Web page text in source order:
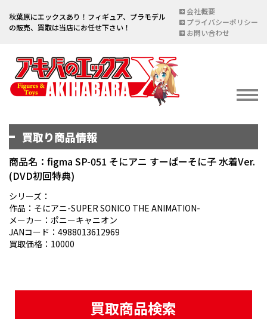
秋葉原にエックスあり！フィギュア、プラモデル
の販売、買取は当店にお任せ下さい！
会社概要
プライバシーポリシー
お問い合わせ
イベント情報
宅配買取のご案内
DELIVERY PURCHASE
買取お申し込み
ASSESSMENT
買取り商品情報
商品名：figma SP-051 そにアニ すーぱーそに子 水着Ver.
(DVD初回特典)
シリーズ：
作品：そにアニ-SUPER SONICO THE ANIMATION-
メーカー：ポニーキャニオン
JANコード：4988013612969
買取価格：10000
買取商品検索